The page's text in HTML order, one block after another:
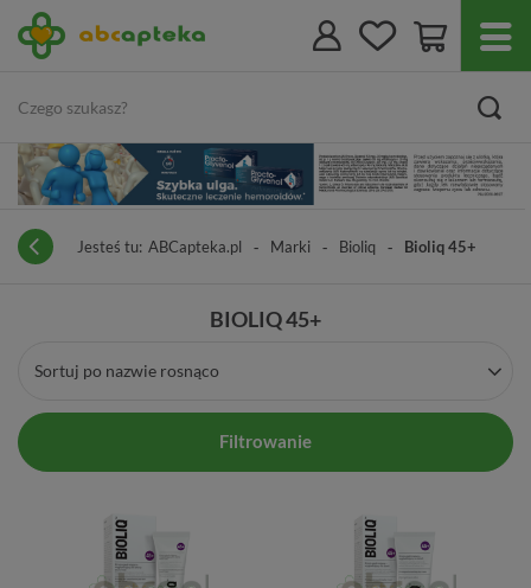
Jesteś tu: ABCapteka.pl Marki Bioliq Bioliq 45+
BIOLIQ 45+
Sortuj po nazwie rosnąco
Filtrowanie